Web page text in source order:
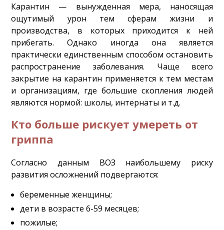
Карантин — вынужденная мера, наносящая
ощутимый урон тем сферам жизни и
производства, в которых приходится к ней
прибегать. Однако иногда она является
практически единственным способом остановить
распространение заболевания. Чаще всего
закрытие на карантин применяется к тем местам
и организациям, где большие скопления людей
являются нормой: школы, интернаты и т.д.
Кто больше рискует умереть от
гриппа
Согласно данным ВОЗ наибольшему риску
развития осложнений подвергаются:
беременные женщины;
дети в возрасте 6-59 месяцев;
пожилые;